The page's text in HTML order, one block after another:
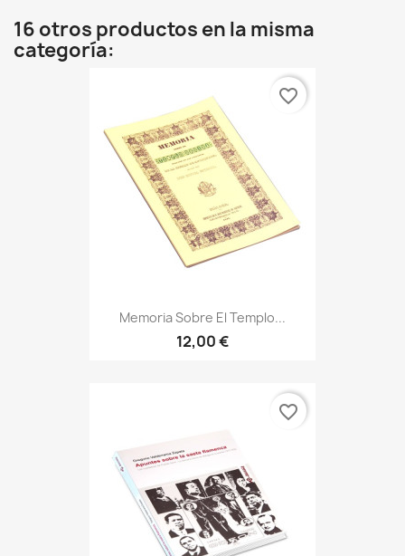
16 otros productos en la misma
categoría:
Memoria Sobre El Templo...
12,00 €
favorite_border
favorite_border